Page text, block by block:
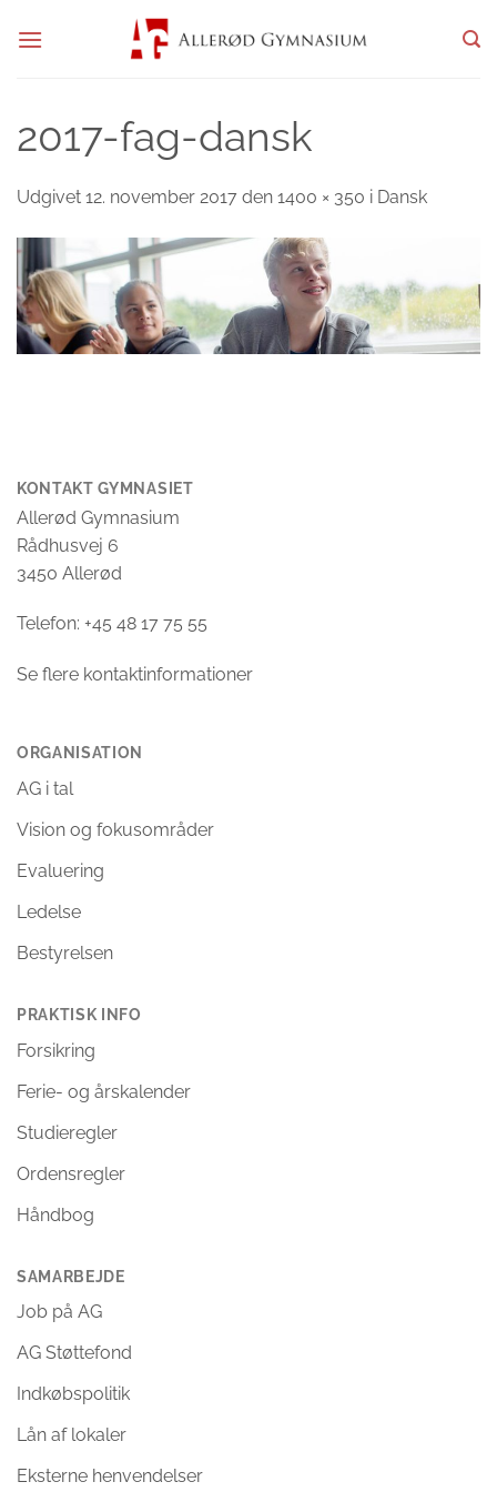
2017-fag-dansk
Udgivet 12. november 2017 den 1400 × 350 i Dansk
KONTAKT GYMNASIET
Allerød Gymnasium
Rådhusvej 6
3450 Allerød
Telefon: +45 48 17 75 55
Se flere kontaktinformationer
ORGANISATION
AG i tal
Vision og fokusområder
Evaluering
Ledelse
Bestyrelsen
PRAKTISK INFO
Forsikring
Ferie- og årskalender
Studieregler
Ordensregler
Håndbog
SAMARBEJDE
Job på AG
AG Støttefond
Indkøbspolitik
Lån af lokaler
Eksterne henvendelser